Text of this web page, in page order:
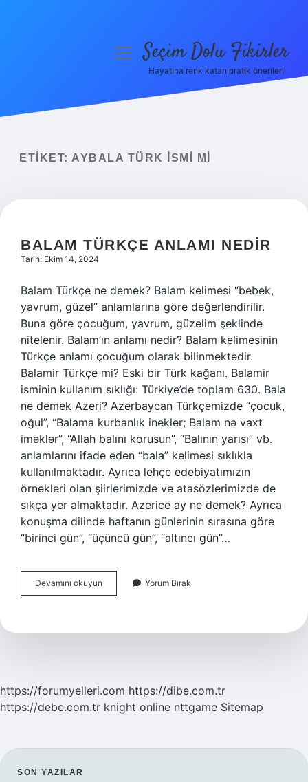
Yasal Uyarı
menüyüSeçim Dolu Fikirler
Hayatına renk katan pratik öneriler!
ETIKET: AYBALA TÜRK ISMI MI
BALAM TÜRKÇE ANLAMI NEDIR
Tarih: Ekim 14, 2024
Balam Türkçe ne demek? Balam kelimesi “bebek,
yavrum, güzel” anlamlarına göre değerlendirilir.
Buna göre çocuğum, yavrum, güzelim şeklinde
nitelenir. Balam’ın anlamı nedir? Balam kelimesinin
Türkçe anlamı çocuğum olarak bilinmektedir.
Balamir Türkçe mi? Eski bir Türk kağanı. Balamir
isminin kullanım sıklığı: Türkiye’de toplam 630. Bala
ne demek Azeri? Azerbaycan Türkçemizde “çocuk,
oğul”, “Balama kurbanlık inekler; Balam nə vaxt
iməklər”, “Allah balını korusun”, “Balının yarısı” vb.
anlamlarını ifade eden “bala” kelimesi sıklıkla
kullanılmaktadır. Ayrıca lehçe edebiyatımızın
örnekleri olan şiirlerimizde ve atasözlerimizde de
sıkça yer almaktadır. Azerice ay ne demek? Ayrıca
konuşma dilinde haftanın günlerinin sırasına göre
“birinci gün”, “üçüncü gün”, “altıncı gün”…
Devamını okuyun
Türkçe
Yorum Bırak
https://forumyelleri.com https://dibe.com.tr
https://debe.com.tr knight online nttgame Sitemap
SON YAZILAR